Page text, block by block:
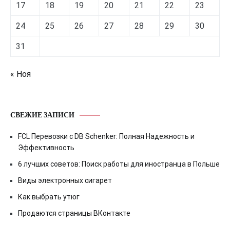
17 18 19 20 21 22 23
24 25 26 27 28 29 30
31
« Ноя
СВЕЖИЕ ЗАПИСИ
FCL Перевозки с DB Schenker: Полная Надежность и
Эффективность
6 лучших советов: Поиск работы для иностранца в Польше
Виды электронных сигарет
Как выбрать утюг
Продаются страницы ВКонтакте